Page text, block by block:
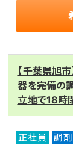
【千葉県旭
器を完備の
立地で18時
正社員 調